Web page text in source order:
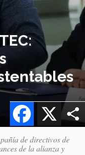
X
Facebook
de directivos de
de la alianza y